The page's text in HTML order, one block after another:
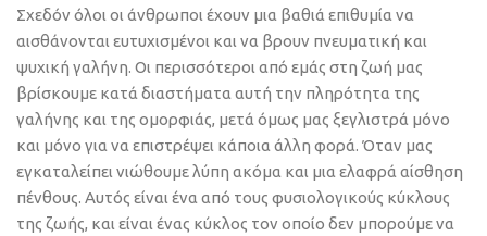
Σχεδόν όλοι οι άνθρωποι έχουν μια βαθιά επιθυμία να
αισθάνονται ευτυχισμένοι και να βρουν πνευματική και
ψυχική γαλήνη. Οι περισσότεροι από εμάς στη ζωή μας
βρίσκουμε κατά διαστήματα αυτή την πληρότητα της
γαλήνης και της ομορφιάς, μετά όμως μας ξεγλιστρά μόνο
και μόνο για να επιστρέψει κάποια άλλη φορά. Όταν μας
εγκαταλείπει νιώθουμε λύπη ακόμα και μια ελαφρά αίσθηση
πένθους. Αυτός είναι ένα από τους φυσιολογικούς κύκλους
της ζωής, και είναι ένας κύκλος τον οποίο δεν μπορούμε να